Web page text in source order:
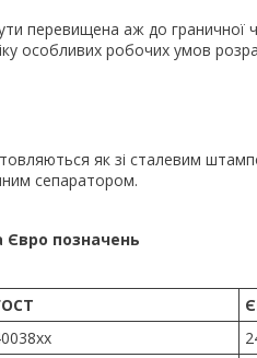
перевищена аж до граничної
особливих робочих умов
як зі сталевим
сепаратором.
Євро позначень